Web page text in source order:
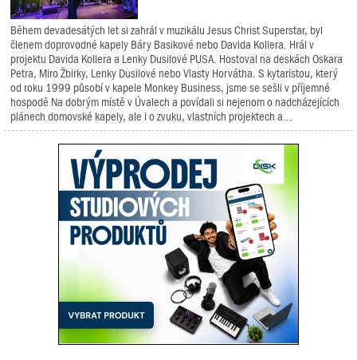
Během devadesátých let si zahrál v muzikálu Jesus Christ Superstar, byl
členem doprovodné kapely Báry Basikové nebo Davida Kollera. Hrál v
projektu Davida Kollera a Lenky Dusilové PUSA. Hostoval na deskách Oskara
Petra, Miro Žbirky, Lenky Dusilové nebo Vlasty Horvátha. S kytaristou, který
od roku 1999 působí v kapele Monkey Business, jsme se sešli v příjemné
hospodě Na dobrým místě v Úvalech a povídali si nejenom o nadcházejících
plánech domovské kapely, ale i o zvuku, vlastních projektech a...